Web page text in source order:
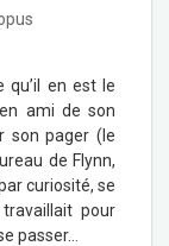
qu’il en est le
ami de son
son pager (le
de Flynn,
curiosité, se
pour
passer…